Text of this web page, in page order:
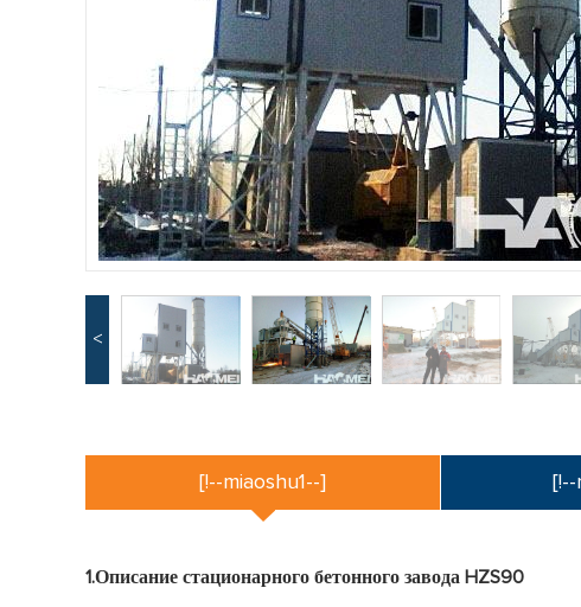
<
[!--miaoshu1--]
1.Описание стационарного бетонного завода HZS90